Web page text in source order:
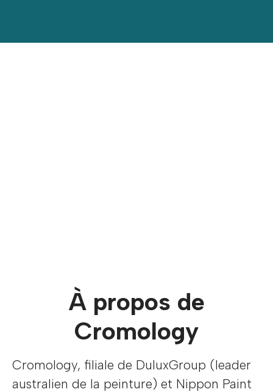
À propos de
Cromology
Cromology, filiale de DuluxGroup (leader
australien de la peinture) et Nippon Paint